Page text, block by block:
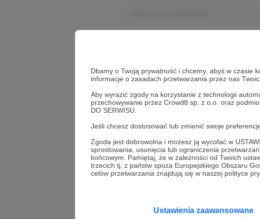
Dbamy o Twoją prywatność i chcemy, abyś w czasie
informacje o zasadach przetwarzania przez nas
Aby wyrazić zgody na korzystanie z technologii
przechowywanie przez Crowd8 sp. z o.o. oraz
DO SERWISU.
Jeśli chcesz dostosować lub zmienić swoje
Zgoda jest dobrowolna i możesz ją wycofać w
sprostowania, usunięcia lub ograniczenia
końcowym. Pamiętaj, że w zależności od Twoich
trzecich tj. z państw spoza Europejskiego Obszaru
celów przetwarzania znajdują się w naszej polityce
Ustawienia zaawansowane
Wesprzyj